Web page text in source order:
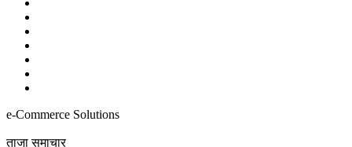
e-Commerce Solutions
ताजा समाचार